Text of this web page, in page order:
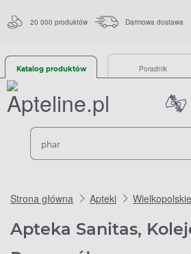
20 000 produktów Darmowa dostawa
Katalog produktów Poradnik
Strona główna Apteki Wielkopolskie
Apteka Sanitas,